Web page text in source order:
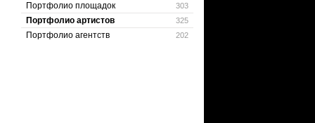
303
Портфолио площадок
325
Портфолио артистов
202
Портфолио агентств